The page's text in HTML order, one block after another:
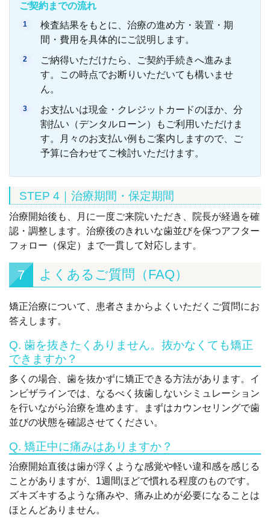
ご契約までの流れ
検査結果をもとに、治療の進め方・装置・期
間・費用を具体的にご説明します。
ご納得いただけたら、ご契約手続きへ進みま
す。この時点でお断りいただいても構いませ
ん。
お支払いは現金・クレジットカードのほか、分
割払い（デンタルローン）もご利用いただけま
す。月々のお支払い例もご案内しますので、ご
予算に合わせてご検討いただけます。
STEP 4｜治療期間・保定期間
治療開始後も、月に一度ご来院いただき、院長が経過を確
認・調整します。治療後のきれいな歯並びを保つアフター
フォロー（保定）まで一貫して対応します。
7 よくあるご質問（FAQ）
矯正治療について、患者さまからよくいただくご質問にお
答えします。
Q. 歯を抜きたくありません。抜かなくても矯正
できますか？
多くの場合、歯を抜かずに矯正できる方法があります。イ
ンビザラインでは、なるべく抜歯しないシミュレーション
を行いながら治療を進めます。まずはカウンセリングで歯
並びの状態を確認させてください。
Q. 矯正中に痛みはありますか？
治療開始直後は歯が浮くような感覚や軽い違和感を感じる
ことがありますが、1週間ほどで慣れる程度のものです。
ズキズキするような痛みや、痛み止めが必要になることは
ほとんどありません。